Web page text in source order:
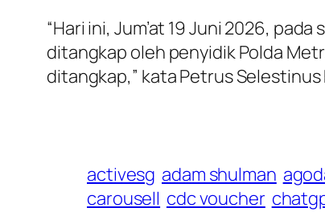
“Hari ini, Jum’at 19 Juni 2026,
ditangkap oleh penyidik Polda
ditangkap,” kata Petrus
activesg adam shulman
carousell cdc voucher